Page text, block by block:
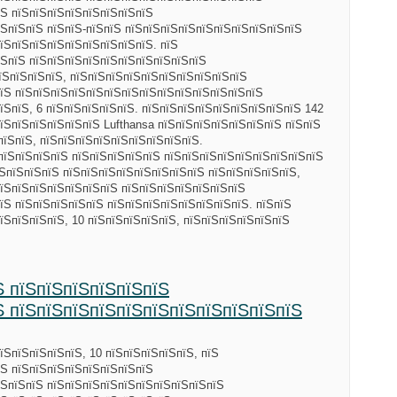
пїЅпїЅпїЅпїЅпїЅпїЅпїЅпїЅ
пїЅпїЅ-пїЅпїЅ пїЅпїЅпїЅпїЅпїЅпїЅпїЅпїЅпїЅпїЅ
пїЅ
пїЅпїЅпїЅпїЅпїЅпїЅпїЅпїЅпїЅпїЅ
пїЅпїЅпїЅпїЅпїЅпїЅпїЅпїЅпїЅпїЅ
пїЅпїЅпїЅпїЅпїЅпїЅпїЅпїЅпїЅпїЅпїЅпїЅпїЅпїЅ
6 пїЅпїЅпїЅпїЅпїЅ. пїЅпїЅпїЅпїЅпїЅпїЅпїЅпїЅпїЅ 142
Lufthansa пїЅпїЅпїЅпїЅпїЅпїЅпїЅ пїЅпїЅ
пїЅпїЅпїЅпїЅпїЅпїЅпїЅпїЅпїЅ.
пїЅпїЅпїЅпїЅпїЅ пїЅпїЅпїЅпїЅпїЅпїЅпїЅпїЅпїЅ
пїЅпїЅпїЅпїЅпїЅпїЅпїЅпїЅ пїЅпїЅпїЅпїЅпїЅ,
пїЅпїЅпїЅпїЅпїЅпїЅпїЅ
пїЅпїЅпїЅпїЅпїЅ пїЅпїЅпїЅпїЅпїЅпїЅпїЅпїЅ. пїЅпїЅ
10 пїЅпїЅпїЅпїЅпїЅ, пїЅпїЅпїЅпїЅпїЅпїЅ
пїЅпїЅпїЅпїЅпїЅпїЅ
пїЅпїЅпїЅпїЅпїЅпїЅпїЅпїЅпїЅпїЅпїЅ
10 пїЅпїЅпїЅпїЅпїЅ, пїЅ
пїЅпїЅпїЅпїЅпїЅпїЅпїЅпїЅ
пїЅпїЅпїЅпїЅпїЅпїЅпїЅпїЅпїЅпїЅ